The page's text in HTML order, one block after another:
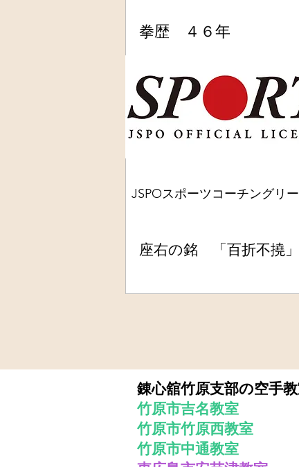
拳歴 ４６年
JSPOスポーツコーチングリ
座右の銘 「百折不撓」
錬心舘竹原支部の空手
竹原市吉名教室
竹原市竹原西教室
​竹原市中通教室